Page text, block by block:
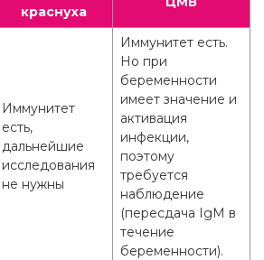
краснуха
Иммунитет
есть,
дальнейшие
исследования
не нужны
Иммунитет есть.
Но при
беременности
имеет значение и
активация
инфекции,
поэтому
требуется
наблюдение
(пересдача IgM в
течение
беременности).